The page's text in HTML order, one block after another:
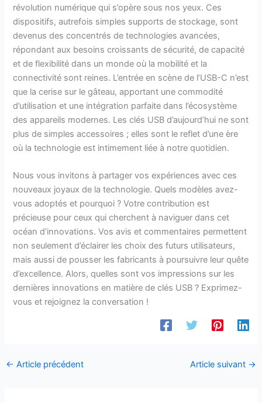
révolution numérique qui s’opère sous nos yeux. Ces
dispositifs, autrefois simples supports de stockage, sont
devenus des concentrés de technologies avancées,
répondant aux besoins croissants de sécurité, de capacité
et de flexibilité dans un monde où la mobilité et la
connectivité sont reines. L’entrée en scène de l’USB-C n’est
que la cerise sur le gâteau, apportant une commodité
d’utilisation et une intégration parfaite dans l’écosystème
des appareils modernes. Les clés USB d’aujourd’hui ne sont
plus de simples accessoires ; elles sont le reflet d’une ère
où la technologie est intimement liée à notre quotidien.
Nous vous invitons à partager vos expériences avec ces
nouveaux joyaux de la technologie. Quels modèles avez-
vous adoptés et pourquoi ? Votre contribution est
précieuse pour ceux qui cherchent à naviguer dans cet
océan d’innovations. Vos avis et commentaires permettent
non seulement d’éclairer les choix des futurs utilisateurs,
mais aussi de pousser les fabricants à poursuivre leur quête
d’excellence. Alors, quelles sont vos impressions sur les
dernières innovations en matière de clés USB ? Exprimez-
vous et rejoignez la conversation !
← Article précédent Article suivant →